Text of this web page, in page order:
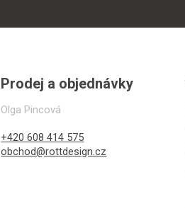
Prodej a objednávky
Olga Pincová
+420 608 414 575
obchod@rottdesign.cz